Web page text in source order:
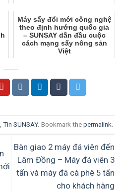
Máy sấy đổi mới công nghệ
theo định hướng quốc gia
– SUNSAY dẫn đầu cuộc
cách mạng sấy nông sản
Việt
Tin SUNSAY. Bookmark the permalink
Bàn giao 2 máy đá viên đến
Lâm Đồng – Máy đá viên 3
tấn và máy đá cà phê 5 tấn
cho khách hàng